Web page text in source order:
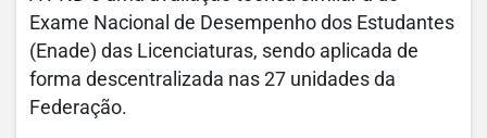
Exame Nacional de Desempenho dos Estudantes
(Enade) das Licenciaturas, sendo aplicada de
forma descentralizada nas 27 unidades da
Federação.